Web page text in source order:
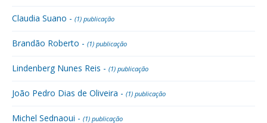
Claudia Suano - (1) publicação
Brandão Roberto - (1) publicação
Lindenberg Nunes Reis - (1) publicação
João Pedro Dias de Oliveira - (1) publicação
Michel Sednaoui - (1) publicação